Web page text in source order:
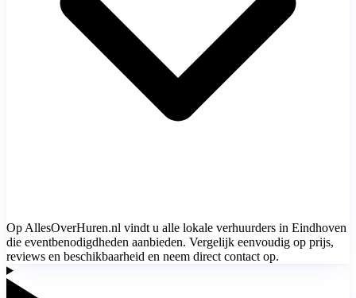
Op AllesOverHuren.nl vindt u alle lokale verhuurders in Eindhoven
die eventbenodigdheden aanbieden. Vergelijk eenvoudig op prijs,
reviews en beschikbaarheid en neem direct contact op.